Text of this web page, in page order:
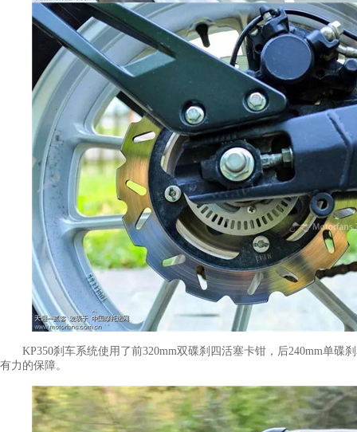
KP350刹车系统使用了前320mm双碟刹四活塞卡钳，后240mm单碟
有力的保障。